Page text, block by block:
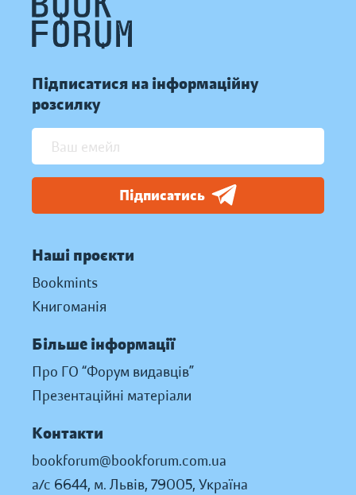
Підписатися на інформаційну
розсилку
Підписатись
Наші проєкти
Bookmints
Книгоманія
Більше інформації
Про ГО “Форум видавців”
Презентаційні матеріали
Контакти
bookforum@bookforum.com.ua
а/с 6644, м. Львів, 79005, Україна